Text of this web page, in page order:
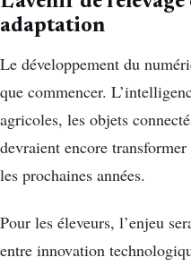
adaptation
Le développement du
que commencer.
agricoles, les objets
devraient encore
les prochaines années.
Pour les éleveurs, l’enjeu
entre innovation